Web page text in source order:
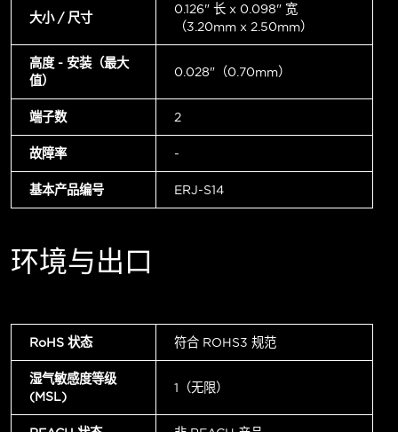
大小 / 尺寸
0.126" 长 x 0.098" 宽
（3.20mm x 2.50mm）
高度 - 安装（最大
值）
0.028"（0.70mm）
端子数 2
故障率 -
基本产品编号 ERJ-S14
环境与出口
RoHS 状态 符合 ROHS3 规范
湿气敏感度等级
(MSL)
1（无限）